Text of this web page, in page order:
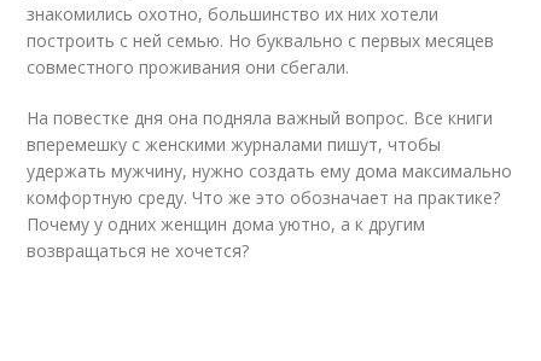
знакомились охотно, большинство их них хотели
построить с ней семью. Но буквально с первых месяцев
совместного проживания они сбегали.
На повестке дня она подняла важный вопрос. Все книги
вперемешку с женскими журналами пишут, чтобы
удержать мужчину, нужно создать ему дома максимально
комфортную среду. Что же это обозначает на практике?
Почему у одних женщин дома уютно, а к другим
возвращаться не хочется?